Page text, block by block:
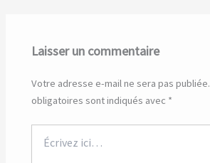
Laisser un commentaire
Votre adresse e-mail ne sera pas publiée.
obligatoires sont indiqués avec *
ici…